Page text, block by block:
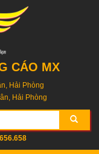
CÁO MX
Hải Phòng
Hải Phòng